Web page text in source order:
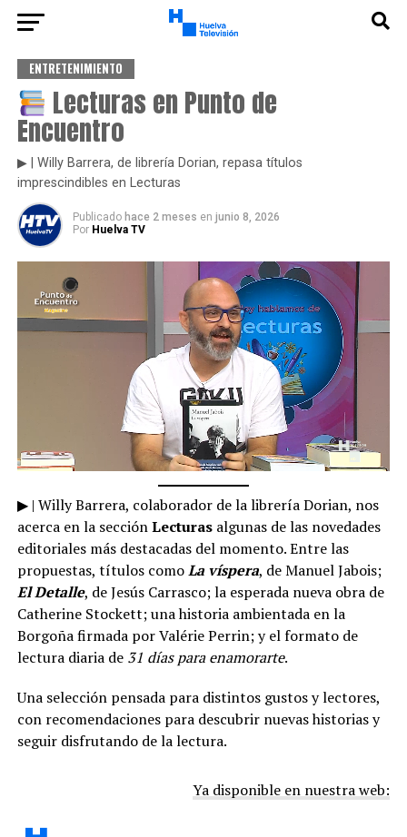
ENTRETENIMIENTO
Lecturas en Punto de
Encuentro
▶ | Willy Barrera, de librería Dorian, repasa títulos
imprescindibles en Lecturas
Publicado hace 2 meses en junio 8, 2026
Por Huelva TV
▶ | Willy Barrera, colaborador de la librería Dorian, nos
acerca en la secciónLecturasalgunas de las novedades
editoriales más destacadas del momento. Entre las
propuestas, títulos comoLa víspera, de Manuel Jabois;
El Detalle, de Jesús Carrasco; la esperada nueva obra de
Catherine Stockett; una historia ambientada en la
Borgoña firmada por Valérie Perrin; y el formato de
lectura diaria de 31 días para enamorarte.
Una selección pensada para distintos gustos y lectores,
con recomendaciones para descubrir nuevas historias y
seguir disfrutando de la lectura.
Ya disponible en nuestra web: